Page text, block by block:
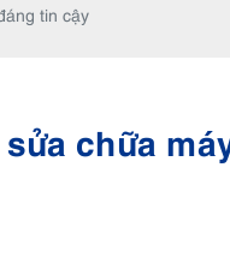
tin cậy
chữa